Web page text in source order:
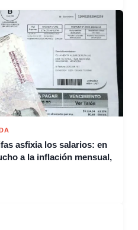
asfixia los salarios: en
a la inflación mensual,